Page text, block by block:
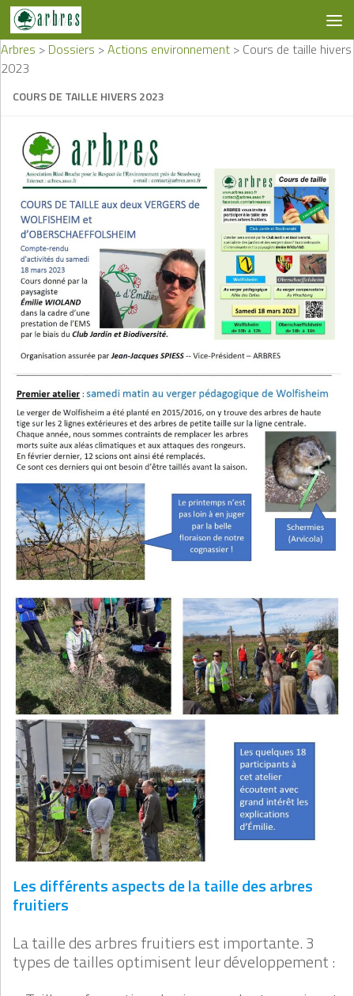
Skip to content
Arbres > Dossiers >Actions environnement > Cours de taille hivers
2023
COURS DE TAILLE HIVERS 2023
Les différents aspects de la taille des arbres
fruitiers
La taille des arbres fruitiers est importante. 3
types de tailles optimisent leur développement :